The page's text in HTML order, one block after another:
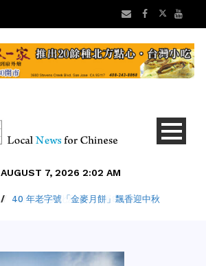
AUGUST 7, 2026 2:02 AM
/ 40 年老字號「金麥月餅」飄香迎中秋